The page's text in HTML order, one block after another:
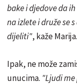
bake i djedove da
na izlete i druže se
dijeliti", kaže Marija.
Ipak, ne može
unucima. "Ljudi